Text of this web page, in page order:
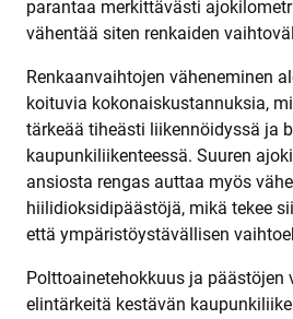
parantaa merkittävästi
vähentää siten renkaiden
Renkaanvaihtojen väheneminen
koituvia kokonaiskustannuksia,
tärkeää tiheästi liikennöidyssä ja
kaupunkiliikenteessä. Suuren
ansiosta rengas auttaa myös
hiilidioksidipäästöjä, mikä tekee
että ympäristöystävällisen
Polttoainetehokkuus ja päästöjen
elintärkeitä kestävän